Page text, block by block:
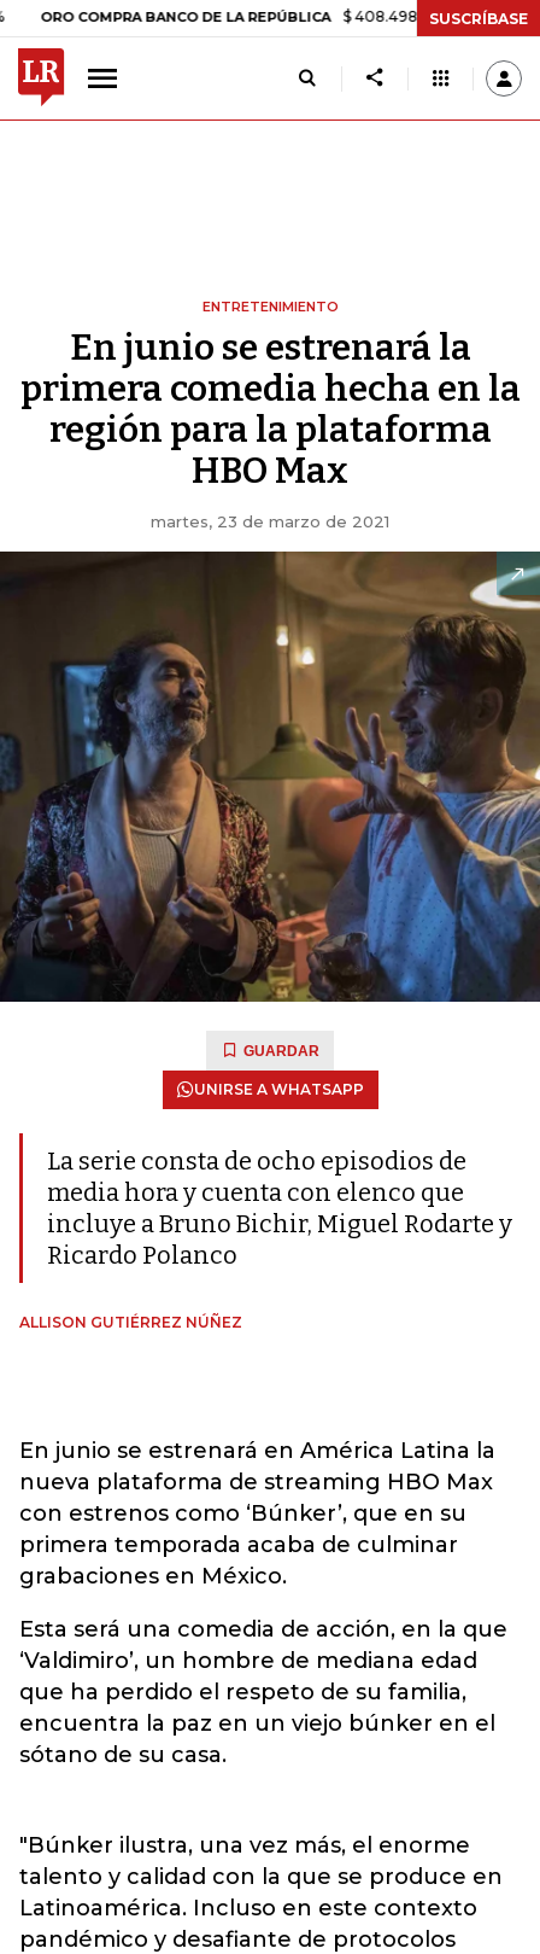
COMPRA BANCO DE LA REPÚBLICA $ 408.498,97 +$ 8.753,81 +2,19%
SUSCRÍBASE
ENTRETENIMIENTO
En junio se estrenará la
primera comedia hecha en la
región para la plataforma
HBO Max
martes, 23 de marzo de 2021
GUARDAR
UNIRSE A WHATSAPP
La serie consta de ocho episodios de
media hora y cuenta con elenco que
incluye a Bruno Bichir, Miguel Rodarte y
Ricardo Polanco
ALLISON GUTIÉRREZ NÚÑEZ
En junio se estrenará en América Latina la
nueva plataforma de streaming HBO Max
con estrenos como ‘Búnker’, que en su
primera temporada acaba de culminar
grabaciones en México.
Esta será una comedia de acción, en la que
‘Valdimiro’, un hombre de mediana edad
que ha perdido el respeto de su familia,
encuentra la paz en un viejo búnker en el
sótano de su casa.
"Búnker ilustra, una vez más, el enorme
talento y calidad con la que se produce en
Latinoamérica. Incluso en este contexto
pandémico y desafiante de protocolos